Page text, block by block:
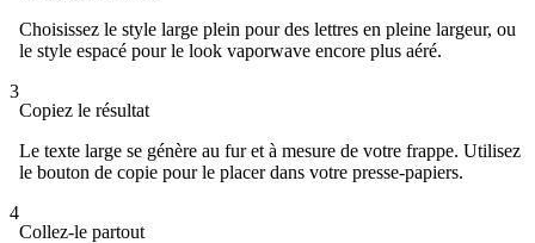
Choisissez le style large plein pour des lettres en pleine largeur, ou
le style espacé pour le look vaporwave encore plus aéré.
3
Copiez le résultat
Le texte large se génère au fur et à mesure de votre frappe. Utilisez
le bouton de copie pour le placer dans votre presse-papiers.
4
Collez-le partout